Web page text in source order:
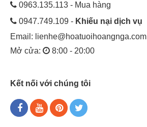
0963.135.113 - Mua hàng
0947.749.109 - Khiếu nại dịch vụ
Email: lienhe@hoatuoihoangnga.com
Mở cửa:
8:00 - 20:00
Kết nối với chúng tôi